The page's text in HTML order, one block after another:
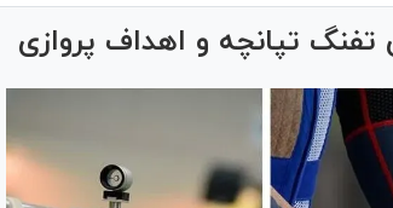
تفنگ تپانچه و اهداف پروازی